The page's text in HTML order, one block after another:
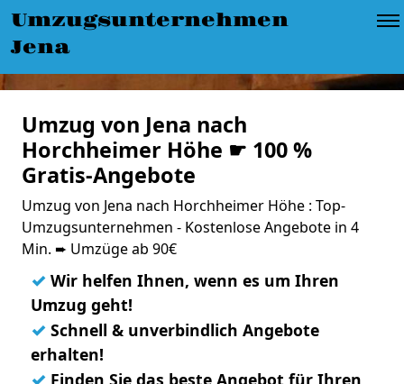
Umzugsunternehmen
Jena
Umzug von Jena nach
Horchheimer Höhe ☛ 100 %
Gratis-Angebote
Umzug von Jena nach Horchheimer Höhe : Top-
Umzugsunternehmen - Kostenlose Angebote in 4
Min. ➨ Umzüge ab 90€
✓ Wir helfen Ihnen, wenn es um Ihren
Umzug geht!
✓ Schnell & unverbindlich Angebote
erhalten!
✓ Finden Sie das beste Angebot für Ihren